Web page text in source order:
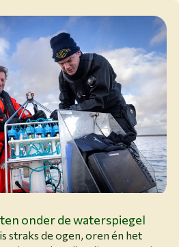
onder de water­spiegel
straks de ogen, oren én het